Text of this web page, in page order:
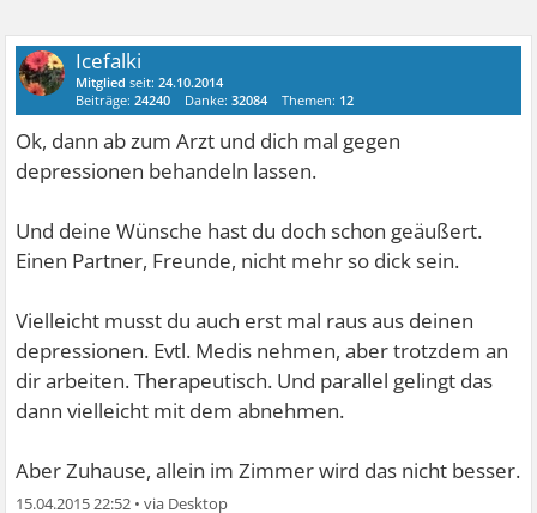
Icefalki
Mitglied seit:24.10.2014
Beiträge:24240 Danke:32084 Themen: 12
Ok, dann ab zum Arzt und dich mal gegen
depressionen behandeln lassen.
Und deine Wünsche hast du doch schon geäußert.
Einen Partner, Freunde, nicht mehr so dick sein.
Vielleicht musst du auch erst mal raus aus deinen
depressionen. Evtl. Medis nehmen, aber trotzdem an
dir arbeiten. Therapeutisch. Und parallel gelingt das
dann vielleicht mit dem abnehmen.
Aber Zuhause, allein im Zimmer wird das nicht besser.
15.04.2015 22:52 •